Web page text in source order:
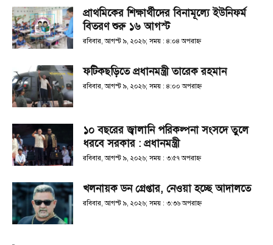
প্রাথমিকের শিক্ষার্থীদের বিনামূল্যে ইউনিফর্ম
বিতরণ শুরু ১৬ আগস্ট
রবিবার, আগস্ট ৯, ২০২৬; সময় : ৪:০৪ অপরাহ্ণ
ফটিকছড়িতে প্রধানমন্ত্রী তারেক রহমান
রবিবার, আগস্ট ৯, ২০২৬; সময় : ৪:০০ অপরাহ্ণ
১০ বছরের জ্বালানি পরিকল্পনা সংসদে তুলে
ধরবে সরকার : প্রধানমন্ত্রী
রবিবার, আগস্ট ৯, ২০২৬; সময় : ৩:৫৭ অপরাহ্ণ
খলনায়ক ডন গ্রেপ্তার, নেওয়া হচ্ছে আদালতে
রবিবার, আগস্ট ৯, ২০২৬; সময় : ৩:৩৬ অপরাহ্ণ